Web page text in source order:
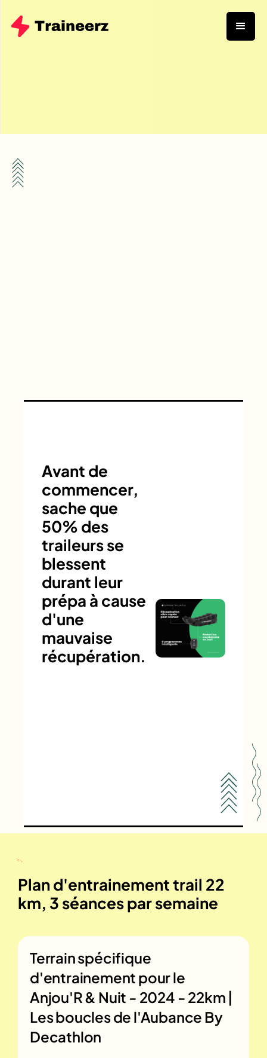
Avant de
commencer,
sache que
50% des
traileurs se
blessent
durant leur
prépa à cause
d'une
mauvaise
récupération.
Plan d'entrainement trail 22
km, 3 séances par semaine
Terrain spécifique
d'entrainement pour le
Anjou'R & Nuit - 2024 - 22km |
Les boucles de l'Aubance By
Decathlon